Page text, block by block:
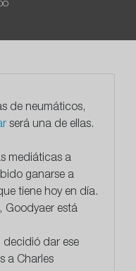
de neumáticos,
será una de ellas.
mediáticas a
ganarse a
tiene hoy en día.
Goodyaer está
decidió dar ese
a Charles